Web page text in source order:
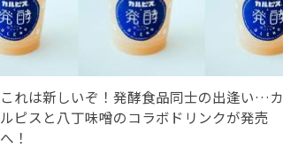
これは新しいぞ！発酵食品同士の出逢い…カ
ルピスと八丁味噌のコラボドリンクが発売
へ！